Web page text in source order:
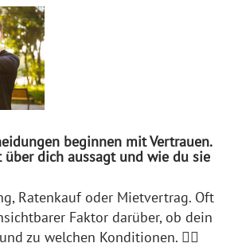
beginnen mit Vertrauen.
über dich aussagt und wie du sie
Ratenkauf oder Mietvertrag. Oft
Faktor darüber, ob dein
zu welchen Konditionen. 😶‍🌫️